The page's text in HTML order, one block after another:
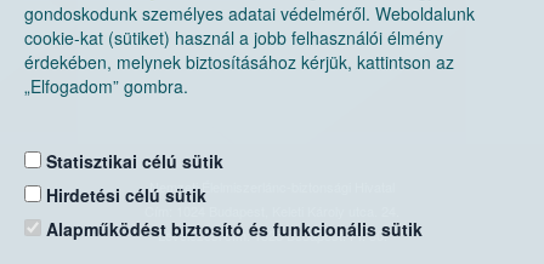
gondoskodunk személyes adatai védelméről. Weboldalunk
cookie-kat (sütiket) használ a jobb felhasználói élmény
érdekében, melynek biztosításához kérjük, kattintson az
„Elfogadom” gombra.
Statisztikai célú sütik
Hirdetési célú sütik
Alapműködést biztosító és funkcionális sütik
Nemzeti Élelmiszerlánc-biztonsági Hivatal
Levelezési cím: 1525 Budapest. Pf. 30.